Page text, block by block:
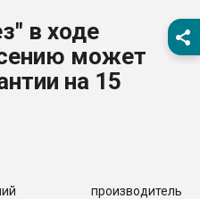
28.07.2026
ситуацией на
Всё, что касается
в ходе
может
на 15
производитель